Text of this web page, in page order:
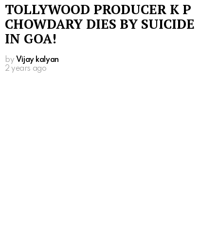
TOLLYWOOD PRODUCER K P
CHOWDARY DIES BY SUICIDE
IN GOA!
by Vijay kalyan
2 years ago